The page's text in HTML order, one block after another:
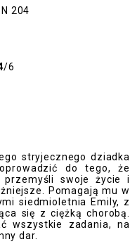
204
/6
stryjecznego dziadka
do tego, że
przemyśli swoje życie i
Pomagają mu w
siedmioletnia Emily, z
się z ciężką chorobą.
wszystkie zadania, na
dar.